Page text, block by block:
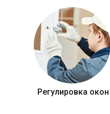
Регулировка окон